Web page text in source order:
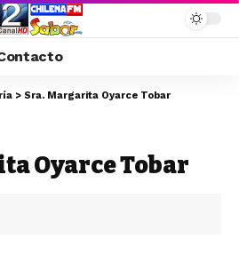
> Sra. Margarita Oyarce Tobar
Oyarce Tobar